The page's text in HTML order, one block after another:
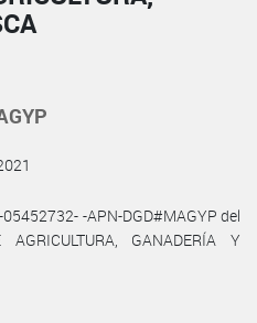
-APN-DGD#MAGYP del
GANADERÍA Y